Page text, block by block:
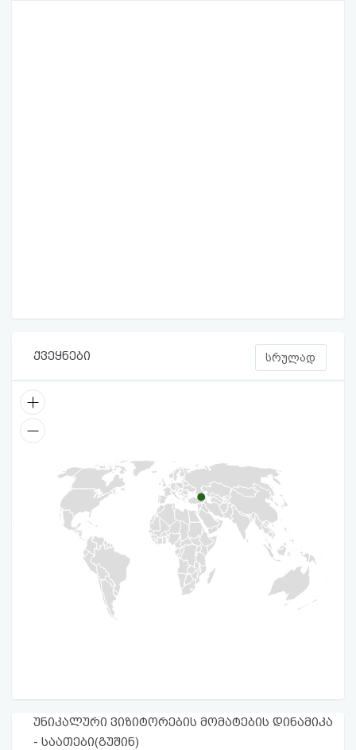
ქვეყნები სრულად
უნიკალური ვიზიტორების მომატების დინამიკა
- საათები(გუშინ)